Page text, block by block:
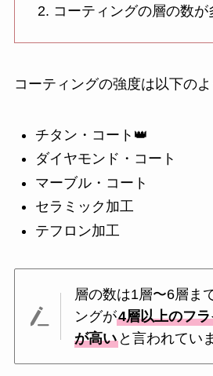
コーティングの層の数
コーティングの強度は以下のよ
チタン・コート👑
ダイヤモンド・コート
マーブル・コート
セラミック加工
テフロン加工
層の数は1層〜6層ま
ングが4層以上のフ
が高い と言われてい